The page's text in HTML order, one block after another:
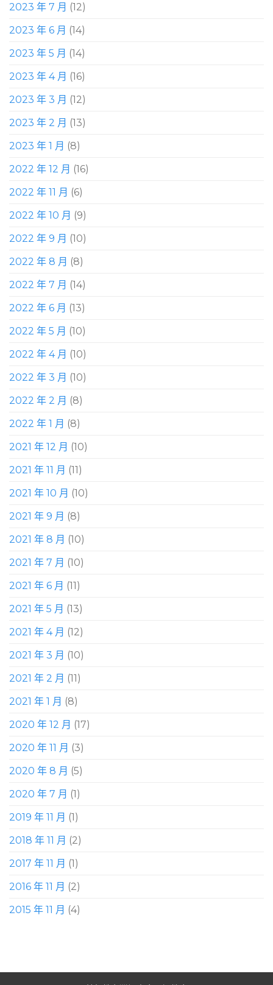
2023 年 7 月 (12)
2023 年 6 月 (14)
2023 年 5 月 (14)
2023 年 4 月 (16)
2023 年 3 月 (12)
2023 年 2 月 (13)
2023 年 1 月 (8)
2022 年 12 月 (16)
2022 年 11 月 (6)
2022 年 10 月 (9)
2022 年 9 月 (10)
2022 年 8 月 (8)
2022 年 7 月 (14)
2022 年 6 月 (13)
2022 年 5 月 (10)
2022 年 4 月 (10)
2022 年 3 月 (10)
2022 年 2 月 (8)
2022 年 1 月 (8)
2021 年 12 月 (10)
2021 年 11 月 (11)
2021 年 10 月 (10)
2021 年 9 月 (8)
2021 年 8 月 (10)
2021 年 7 月 (10)
2021 年 6 月 (11)
2021 年 5 月 (13)
2021 年 4 月 (12)
2021 年 3 月 (10)
2021 年 2 月 (11)
2021 年 1 月 (8)
2020 年 12 月 (17)
2020 年 11 月 (3)
2020 年 8 月 (5)
2020 年 7 月 (1)
2019 年 11 月 (1)
2018 年 11 月 (2)
2017 年 11 月 (1)
2016 年 11 月 (2)
2015 年 11 月 (4)